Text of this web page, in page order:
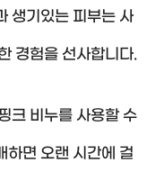
생기있는 피부는 사
경험을 선사합니다.
크 비누를 사용할 수
하면 오랜 시간에 걸